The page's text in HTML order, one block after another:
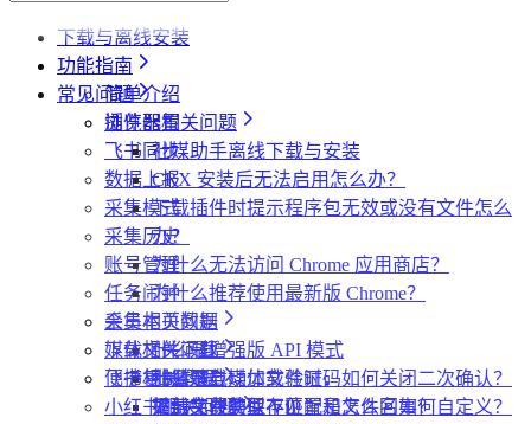
下载与离线安装
功能指南
简单介绍
插件配置
飞书同步
数据上报
采集模式
采集历史
账号管理
任务闹钟
采集本页数据
媒体文件下载
便捷复制数据
常见问题
浏览器相关问题
社媒助手离线下载与安装
CRX 安装后无法启用怎么办？
下载插件时提示程序包无效或没有文件怎么
办？
为什么无法访问 Chrome 应用商店？
为什么推荐使用最新版 Chrome？
会员相关问题
什么是增强版 API 模式
什么是自动加载验证码
如何免费获取 VIP
下载相关问题
批量下载媒体文件时，如何关闭二次确认？
下载文件的保存位置和文件名如何自定义？
飞书相关问题
提示字段类型不匹配是怎么回事？
小红书相关问题